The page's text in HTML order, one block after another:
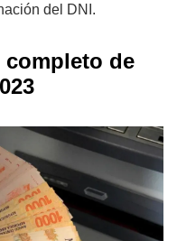
del DNI.
completo de